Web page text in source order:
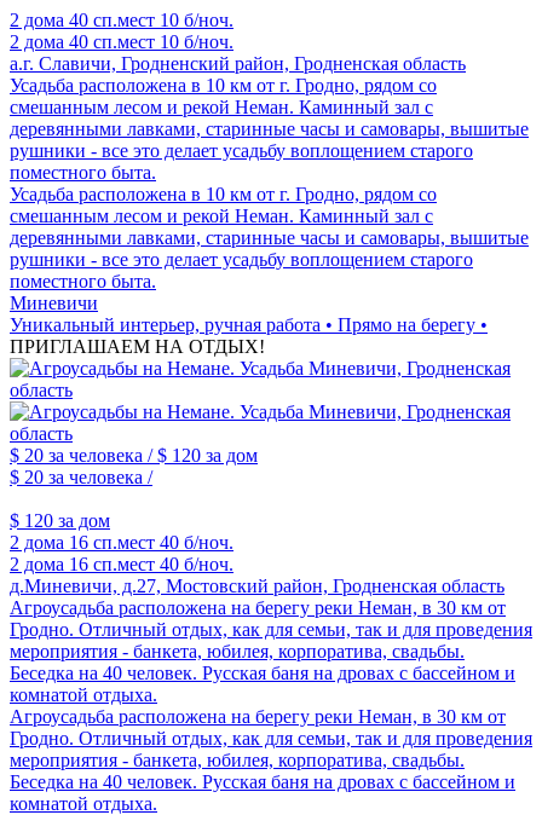
2 дома 40 сп.мест 10 б/ноч.
2 дома 40 сп.мест 10 б/ноч.
а.г. Славичи, Гродненский район, Гродненская область
Усадьба расположена в 10 км от г. Гродно, рядом со
смешанным лесом и рекой Неман. Каминный зал с
деревянными лавками, старинные часы и самовары, вышитые
рушники - все это делает усадьбу воплощением старого
поместного быта.
Усадьба расположена в 10 км от г. Гродно, рядом со
смешанным лесом и рекой Неман. Каминный зал с
деревянными лавками, старинные часы и самовары, вышитые
рушники - все это делает усадьбу воплощением старого
поместного быта.
Миневичи
Уникальный интерьер, ручная работа • Прямо на берегу •
ПРИГЛАШАЕМ НА ОТДЫХ!
$ 20 за человека /$ 120 за дом
$ 20 за человека /
$ 120 за дом
2 дома 16 сп.мест 40 б/ноч.
2 дома 16 сп.мест 40 б/ноч.
д.Миневичи, д.27, Мостовский район, Гродненская область
Агроусадьба расположена на берегу реки Неман, в 30 км от
Гродно. Отличный отдых, как для семьи, так и для проведения
мероприятия - банкета, юбилея, корпоратива, свадьбы.
Беседка на 40 человек. Русская баня на дровах с бассейном и
комнатой отдыха.
Агроусадьба расположена на берегу реки Неман, в 30 км от
Гродно. Отличный отдых, как для семьи, так и для проведения
мероприятия - банкета, юбилея, корпоратива, свадьбы.
Беседка на 40 человек. Русская баня на дровах с бассейном и
комнатой отдыха.